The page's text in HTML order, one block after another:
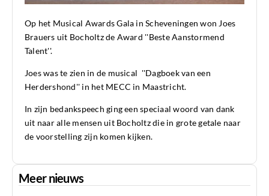
Op het Musical Awards Gala in Scheveningen won Joes
Brauers uit Bocholtz de Award ''Beste Aanstormend
Talent''.
Joes was te zien in de musical ''Dagboek van een
Herdershond'' in het MECC in Maastricht.
In zijn bedankspeech ging een speciaal woord van dank
uit naar alle mensen uit Bocholtz die in grote getale naar
de voorstelling zijn komen kijken.
Meer nieuws